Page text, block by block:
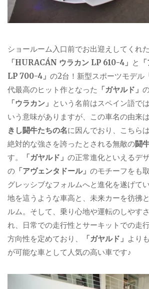
ショールーム入口前でお出迎えしてくれた
「HURACÁN ウラカン LP 610-4」 と
LP 700-4」 の2台！新型スポーツモデル
代最高のヒット作となった 「ガヤルド」
「ウラカン」 という名前はスペイン語では
いう意味がありますが、この車名の由来
きし闘牛たちの名に因んでおり、こちらは
絶対的な強さを誇ったとされる無敵の闘
す。
「ガヤルド」 の正常進化といえるデ
の 「アヴェンタドール」 のモチーフをも
グレッシブなフォルムへと進化を遂げて
地を這うような車高と、未来カーを彷彿
ルム。そして、乗り心地や運転のしやす
れ、日常での走行性とサーキットでの走
方向性を定めており、
「ガヤルド」 より
が可能な車として人気の高い車です♪